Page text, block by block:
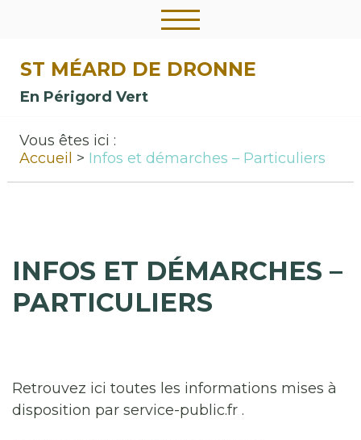
ST MÉARD DE DRONNE
En Périgord Vert
Vous êtes ici :
Accueil
Infos et démarches – Particuliers
INFOS ET DÉMARCHES –
PARTICULIERS
Retrouvez ici toutes les informations mises à
disposition par service-public.fr .